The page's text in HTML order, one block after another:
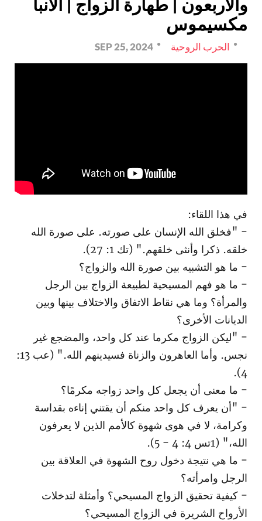
والأربعون | طهارة الزواج | الأنبا
مكسيموس
الحرب الروحية SEP 25, 2024
في هذا اللقاء:
- "فخلق الله الإنسان على صورته. على صورة الله
خلقه. ذكرا وأنثى خلقهم." (تك 1: 27).
- ما هو التشبيه بين صورة الله والزواج؟
- ما هو فهم المسيحية لطبيعة الزواج بين الرجل
والمرأة؟ وما هي نقاط الاتفاق والاختلاف بينها وبين
الديانات الأخرى؟
- "ليكن الزواج مكرما عند كل واحد، والمضجع غير
نجس. وأما العاهرون والزناة فسيدينهم الله." (عب 13:
4).
- ما معنى أن يجعل كل واحد زواجه مكرمًا؟
- "أن يعرف كل واحد منكم أن يقتني إناءه بقداسة
وكرامة، لا في هوى شهوة كالأمم الذين لا يعرفون
الله،" (1تس 4: 4 - 5).
- ما هي نتيجة دخول روح الشهوة في العلاقة بين
الرجل وامرأته؟
- كيفية تحقيق الزواج المسيحي؟ وأمثلة لتدخلات
الأرواح الشريرة في الزواج المسيحي؟